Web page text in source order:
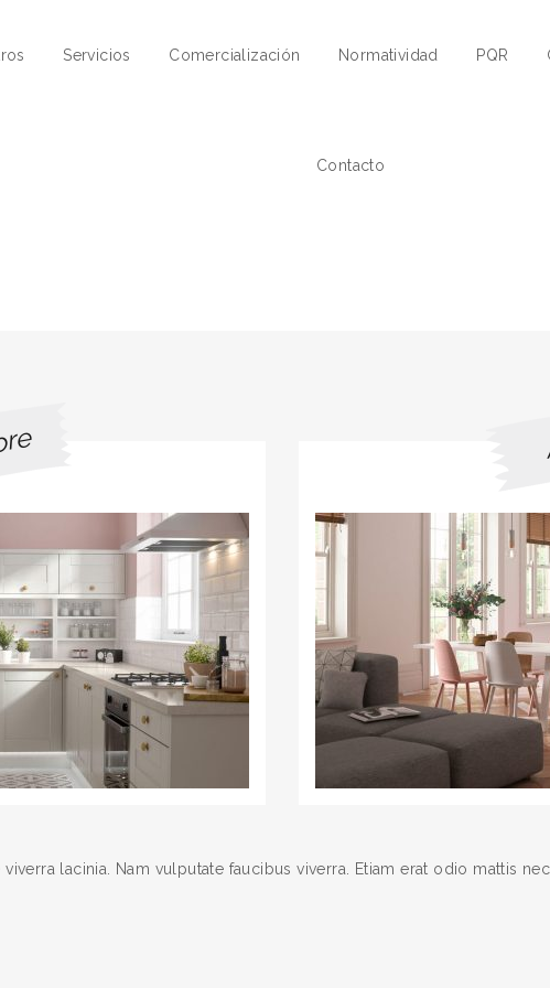
Servicios Comercialización Normatividad PQR
Contacto
lacinia. Nam vulputate faucibus viverra. Etiam erat odio mattis